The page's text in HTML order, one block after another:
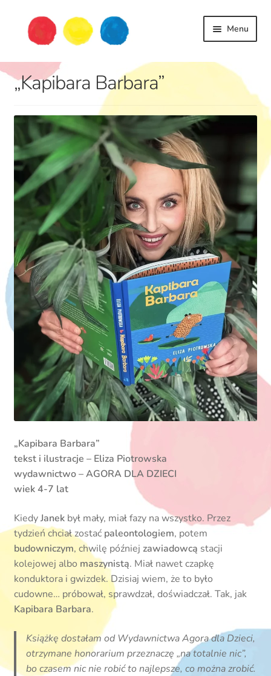
Przejdź
Przejdź
Menu
„Kapibara Barbara”
„Kapibara Barbara”
tekst i ilustracje – Eliza Piotrowska
wydawnictwo – AGORA DLA DZIECI
wiek 4-7 lat
KiedyJanekbył mały, miał fazy na wszystko. Przez
tydzień chciał zostać paleontologiem, potem
budowniczym, chwilę później zawiadowcą stacji
kolejowej albo maszynistą. Miał nawet czapkę
konduktora i gwizdek. Dzisiaj wiem, że to było
cudowne… próbował, sprawdzał, doświadczał. Tak, jak
Kapibara Barbara.
Książkę dostałam od Wydawnictwa Agora dla Dzieci,
otrzymane honorarium przeznaczę „na totalnie nic”,
bo czasem nic nie robić to najlepsze, co można zrobić.